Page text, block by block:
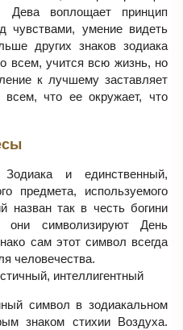
Дева воплощает принцип
чувствами, умение видеть
других знаков зодиака
всем, учится всю жизнь, но
к лучшему заставляет
что ее окружает, что
и единственный,
предмета, используемого
назван так в честь богини
символизируют День
сам этот символ всегда
человечества.
интеллигентный
символ в зодиакальном
знаком стихии Воздуха.